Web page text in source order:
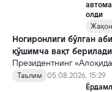
олди
Жаҳон
Ногиронлиги бўлган
қўшимча вақт берилади
Президентнинг
таълим ва ижтимоий
такомиллаштириш
Таълим
05.08.2026, 15:29